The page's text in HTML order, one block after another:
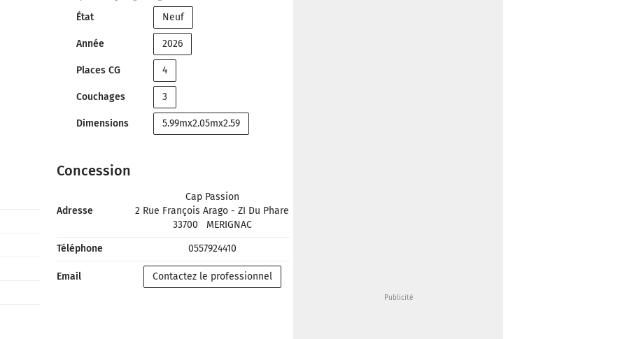
État Neuf
Année 2026
Places CG 4
Couchages 3
Dimensions 5.99mx2.05mx2.59
Concession
Adresse
Cap Passion
2 Rue François Arago - ZI Du Phare
33700
MERIGNAC
Téléphone
0557924410
Email Contactez le professionnel